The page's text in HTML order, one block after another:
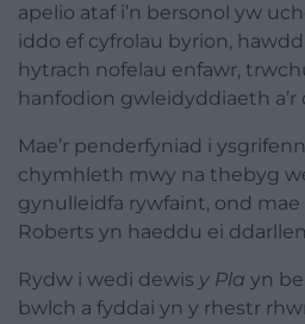
apelio ataf i’n bersonol yw
iddo ef cyfrolau byrion,
hytrach nofelau enfawr,
hanfodion gwleidyddiaeth a’r
Mae’r penderfyniad i
chymhleth mwy na thebyg
gynulleidfa rywfaint, ond
Roberts yn haeddu ei
Rydw i wedi dewis y Pla yn
bwlch a fyddai yn y rhestr